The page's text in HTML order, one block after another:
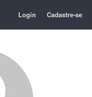
Login Cadastre-se